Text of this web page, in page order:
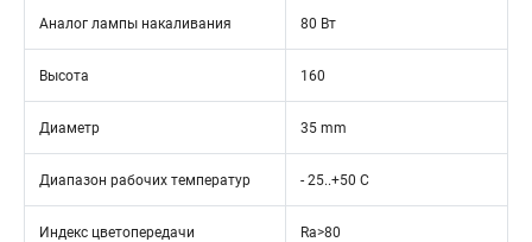
Аналог лампы накаливания 80 Вт
Высота 160
Диаметр 35 mm
Диапазон рабочих температур - 25..+50 C
Индекс цветопередачи Ra>80